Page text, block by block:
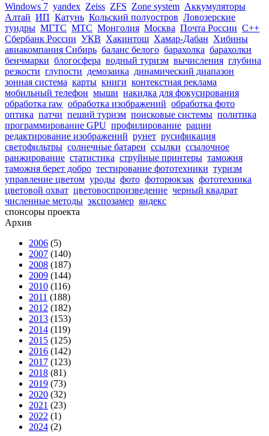
Windows 7 yandex Zeiss ZFS Zone system Аккумуляторы
Алтай ИП Катунь Кольский полуостров Ловозерские
тундры МГТС МТС Монголия Москва Почта России С++
Сбербанк России УКВ Хакинтош Хамар-Дабан Хибины
авиакомпания Сибирь баланс белого барахолка барахолки
бенчмарки блогосфера водный туризм вычисления глубина
резкости глупости демозаика динамический диапазон
зонная система карты книги контекстная реклама
мобильный телефон мыши накидка для фокусирования
обработка raw обработка изображений обработка фото
оптика патчи пеший туризм поисковые системы политика
программирование GPU профилирование рации
редактирование изображений рунет русификация
светофильтры солнечные батареи ссылки ссылочное
ранжирование статистика струйные принтеры таможня
таможня берет добро тестирование фототехники туризм
управление цветом уроды фото фоторюкзак фототехника
цветовой охват цветовоспроизведение черный квадрат
численные методы экспозамер яндекс
спонсоры проекта
Архив
2006 (5)
2007 (140)
2008 (187)
2009 (144)
2010 (116)
2011 (188)
2012 (182)
2013 (153)
2014 (119)
2015 (125)
2016 (142)
2017 (123)
2018 (81)
2019 (73)
2020 (32)
2021 (23)
2022 (1)
2024 (2)